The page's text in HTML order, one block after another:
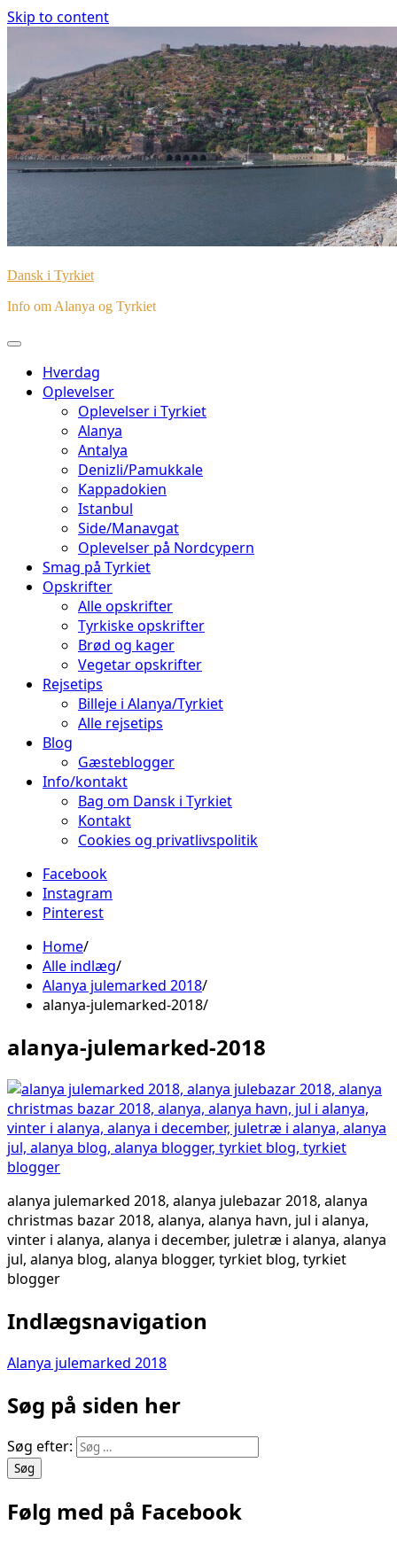
Skip to content
Dansk i Tyrkiet
Info om Alanya og Tyrkiet
Hverdag
Oplevelser
Oplevelser i Tyrkiet
Alanya
Antalya
Denizli/Pamukkale
Kappadokien
Istanbul
Side/Manavgat
Oplevelser på Nordcypern
Smag på Tyrkiet
Opskrifter
Alle opskrifter
Tyrkiske opskrifter
Brød og kager
Vegetar opskrifter
Rejsetips
Billeje i Alanya/Tyrkiet
Alle rejsetips
Blog
Gæsteblogger
Info/kontakt
Bag om Dansk i Tyrkiet
Kontakt
Cookies og privatlivspolitik
Facebook
Instagram
Pinterest
Home
Alle indlæg
Alanya julemarked 2018
alanya-julemarked-2018
alanya-julemarked-2018
alanya julemarked 2018, alanya julebazar 2018, alanya
christmas bazar 2018, alanya, alanya havn, jul i alanya,
vinter i alanya, alanya i december, juletræ i alanya, alanya
jul, alanya blog, alanya blogger, tyrkiet blog, tyrkiet
blogger
Indlægsnavigation
Alanya julemarked 2018
Søg på siden her
Søg efter:
Følg med på Facebook